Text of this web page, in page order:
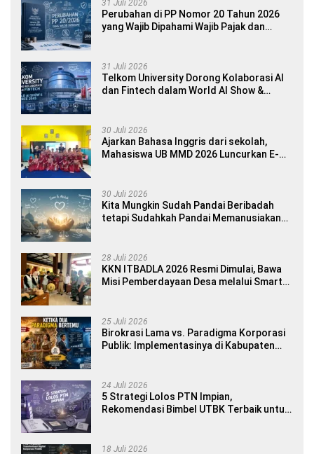
31 Juli 2026
Perubahan di PP Nomor 20 Tahun 2026
yang Wajib Dipahami Wajib Pajak dan
31 Juli 2026
Telkom University Dorong Kolaborasi AI
dan Fintech dalam World AI Show &
30 Juli 2026
Ajarkan Bahasa Inggris dari sekolah,
Mahasiswa UB MMD 2026 Luncurkan E-
30 Juli 2026
Kita Mungkin Sudah Pandai Beribadah
tetapi Sudahkah Pandai Memanusiakan
28 Juli 2026
KKN ITBADLA 2026 Resmi Dimulai, Bawa
Misi Pemberdayaan Desa melalui Smart
25 Juli 2026
Birokrasi Lama vs. Paradigma Korporasi
Publik: Implementasinya di Kabupaten
24 Juli 2026
5 Strategi Lolos PTN Impian,
Rekomendasi Bimbel UTBK Terbaik untuk
18 Juli 2026